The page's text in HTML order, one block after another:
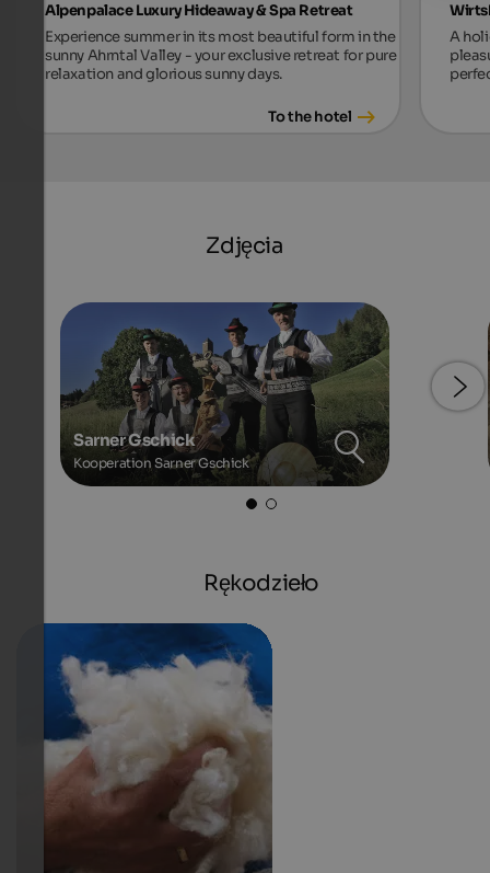
Alpenpalace Luxury Hideaway & Spa Retreat
Experience summer in its most beautiful form in the
sunny Ahrntal Valley - your exclusive retreat for pure
relaxation and glorious sunny days.
To the hotel
A
Zdjęcia
Sarner Gschick
Kooperation Sarner Gschick
Rękodzieło